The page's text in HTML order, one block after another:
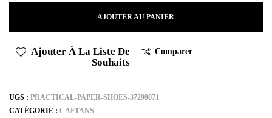
AJOUTER AU PANIER
Ajouter À La Liste De
Souhaits
Comparer
UGS : PRACTICAL-PAPER-SHOES-37299071
CATÉGORIE : CAFTANS